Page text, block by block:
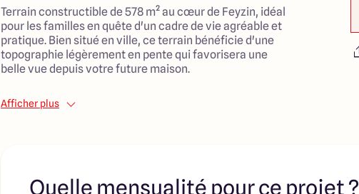
Terrain constructible de 578 m² au cœur de Feyzin, idéal
pour les familles en quête d'un cadre de vie agréable et
pratique. Bien situé en ville, ce terrain bénéficie d'une
topographie légèrement en pente qui favorisera une
belle vue depuis votre future maison.
Les commodités quotidiennes sont à portée de main
avec des arrêts de bus à proximité, des écoles
l'accès rapide à l'autoroute ainsi que la gare pour vos
Afficher plus
Quelle mensualité pour ce projet ?